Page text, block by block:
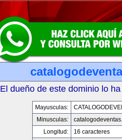
El dueño de este dominio lo
Mayusculas:
Minusculas:
Longitud:
16 caracteres